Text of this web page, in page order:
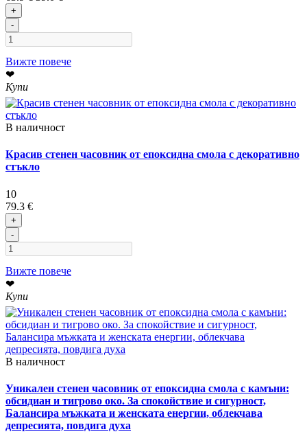
+
-
Вижте повече
❤
Купи
В наличност
Красив стенен часовник от епоксидна смола с декоративно
стъкло
10
79.3 €
+
-
Вижте повече
❤
Купи
В наличност
Уникален стенен часовник от епоксидна смола с камъни:
обсидиан и тигрово око. За спокойствие и сигурност,
Балансира мъжката и женската енергии, облекчава
депресията, повдига духа